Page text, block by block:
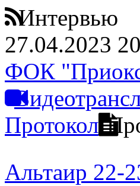
Интервью
27.04.2023
ФОК
Протокол
Альтаир 22-